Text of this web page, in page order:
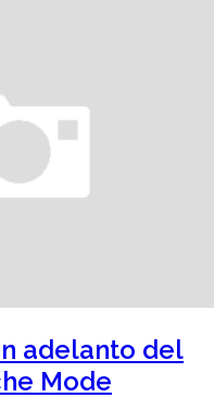
adelanto del
Mode